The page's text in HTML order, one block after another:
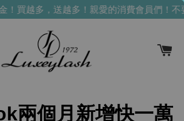
買越多，送越多！親愛的消費會員們！不
兩個月新增快一萬